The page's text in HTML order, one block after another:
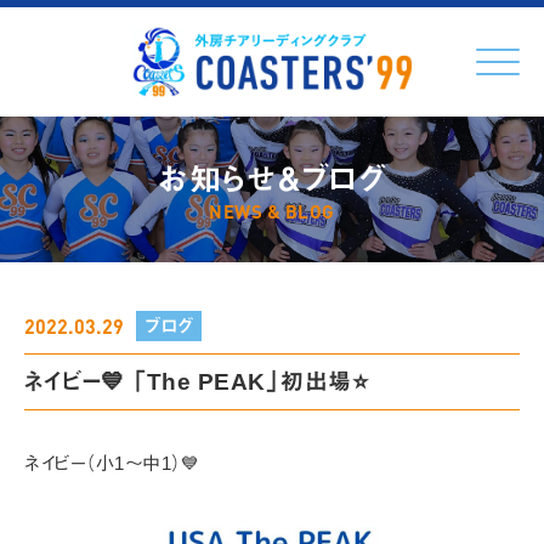
Click
お知らせ＆ブログ
NEWS & BLOG
2022.03.29 ブログ
ネイビー💙 「The PEAK」初出場⭐️
ネイビー（小1～中1）💙